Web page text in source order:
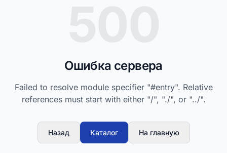
Ошибка сервера
Failed to resolve module specifier "#entry". Relative
references must start with either "/", "./", or "../".
Назад Каталог На главную